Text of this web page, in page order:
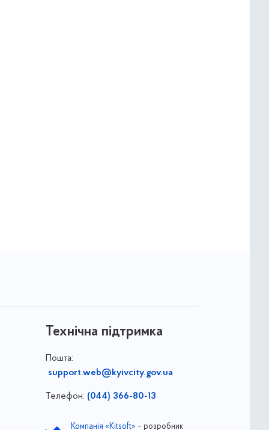
Технічна підтримка
Пошта:
support.web@kyivcity.gov.ua
Телефон: (044) 366-80-13
Компанія «Kitsoft» – розробник